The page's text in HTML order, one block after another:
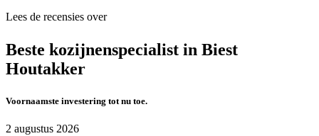
Lees de recensies over
Beste kozijnenspecialist in Biest
Houtakker
Voornaamste investering tot nu toe.
2 augustus 2026